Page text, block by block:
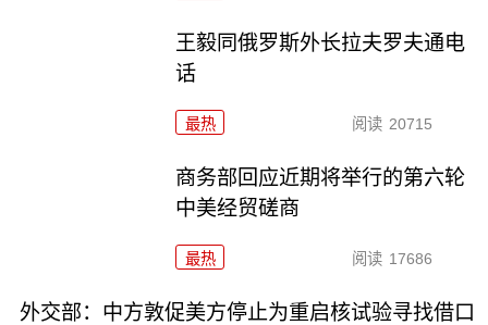
王毅同俄罗斯外长拉夫罗夫通电
话
最热 阅读 20715
商务部回应近期将举行的第六轮
中美经贸磋商
最热 阅读 17686
外交部：中方敦促美方停止为重启核试验寻找借口